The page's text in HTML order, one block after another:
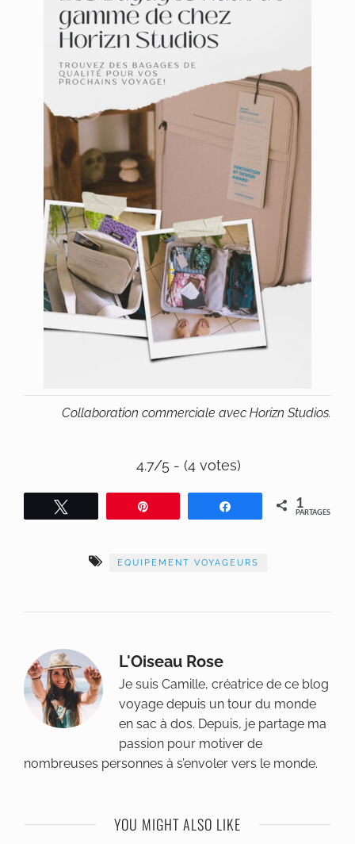
Collaboration commerciale avec Horizn Studios.
4.7/5 - (4 votes)
Partagez 1
PARTAGES
EQUIPEMENT VOYAGEURS
L'Oiseau Rose
Je suis Camille, créatrice de ce blog
voyage depuis un tour du monde
en sac à dos. Depuis, je partage ma
passion pour motiver de
nombreuses personnes à s’envoler vers le monde.
YOU MIGHT ALSO LIKE